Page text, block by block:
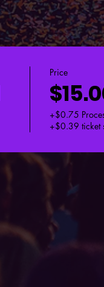
Price
+$0.75
+$0.39 ticket